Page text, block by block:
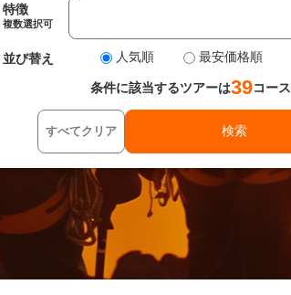
特徴
複数選択可
並び替え 人気順 最安価格順
条件に該当するツアーは39コース
すべてクリア 検索